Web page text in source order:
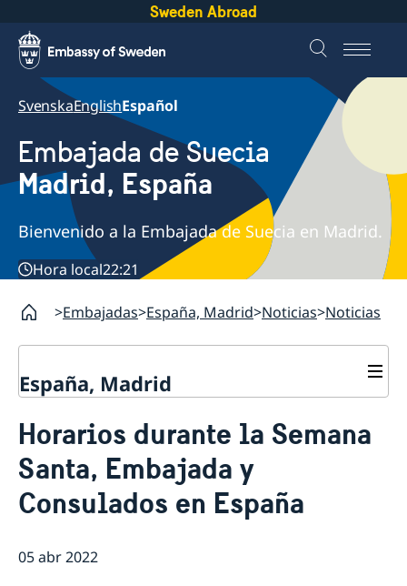
Sweden Abroad
SvenskaEnglishEspañol
Embajada de Suecia
Madrid, España
Bienvenido a la Embajada de Suecia en Madrid.
Hora local22:21
Embajadas España, Madrid Noticias Noticias
España, Madrid
Sobre nosotros
Personal en la embajada
Reglamento General de Protección de Datos (RGPD)
Solicitud de acceso a documentos públicos
Noticias
Noticias
Prioridades en la promoción cultural y comercial
Horarios durante la Semana
Santa, Embajada y
Consulados en España
05 abr 2022